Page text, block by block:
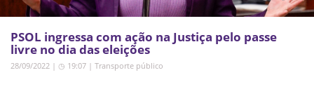
PSOL ingressa com ação na Justiça pelo passe
livre no dia das eleições
28/09/2022 | ◷ 19:07 | Transporte público